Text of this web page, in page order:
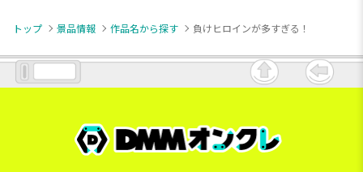
トップ 景品情報 作品名から探す 負けヒロインが多すぎる！